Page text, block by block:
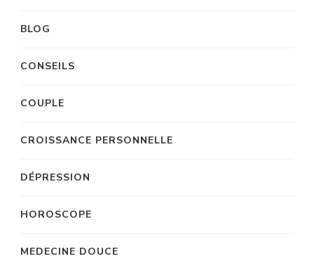
BLOG
CONSEILS
COUPLE
CROISSANCE PERSONNELLE
DÉPRESSION
HOROSCOPE
MEDECINE DOUCE